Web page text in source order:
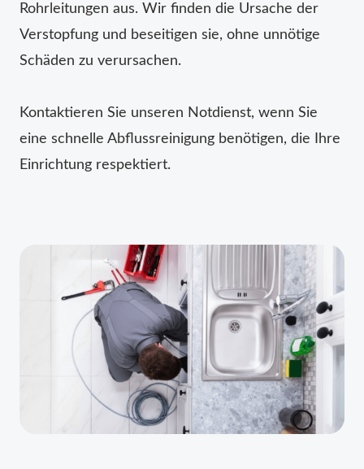
Rohrleitungen aus. Wir finden die Ursache der
Verstopfung und beseitigen sie, ohne unnötige
Schäden zu verursachen.
Kontaktieren Sie unseren Notdienst, wenn Sie
eine schnelle Abflussreinigung benötigen, die Ihre
Einrichtung respektiert.